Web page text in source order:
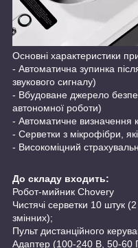
Основні характеристики
- Автоматична зупинка
звукового сигналу)
- Вбудоване джерело
автономної роботи)
- Автоматичне визначення
- Серветки з мікрофібри,
- Високоміцний
До складу входить:
Робот-мийник Chovery
Чистячі серветки 10 штук
змінних);
Пульт дистанційного
Адаптер (100-240 В, 50-60